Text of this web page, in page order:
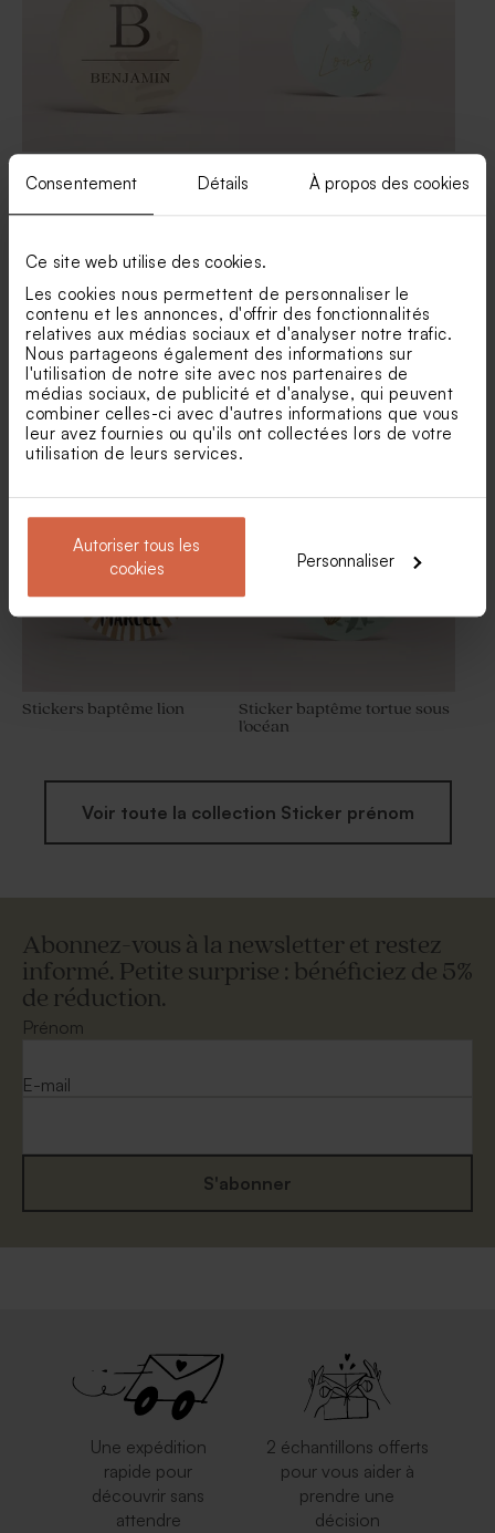
Consentement Détails À propos des cookies
Ce site web utilise des cookies.
Les cookies nous permettent de personnaliser le
contenu et les annonces, d'offrir des fonctionnalités
relatives aux médias sociaux et d'analyser notre trafic.
Nous partageons également des informations sur
l'utilisation de notre site avec nos partenaires de
médias sociaux, de publicité et d'analyse, qui peuvent
combiner celles-ci avec d'autres informations que vous
leur avez fournies ou qu'ils ont collectées lors de votre
utilisation de leurs services.
Autoriser tous les
cookies
Personnaliser
terracotta uni
terracotta uni
douce et zèbre
Sticker baptême autocollant
colombe poétique
Sticker baptême maman et
bébé oies
Nouveautés
Sticker baptême balade
enchantée en forêt
Stickers baptême lion
Sticker baptême tortue sous
l'océan
Voir toute la collection Sticker prénom
Abonnez-vous à la newsletter et restez
informé. Petite surprise : bénéficiez de 5%
de réduction.
Prénom
E-mail
S'abonner
Une expédition
rapide pour
découvrir sans
attendre
2 échantillons offerts
pour vous aider à
prendre une
décision